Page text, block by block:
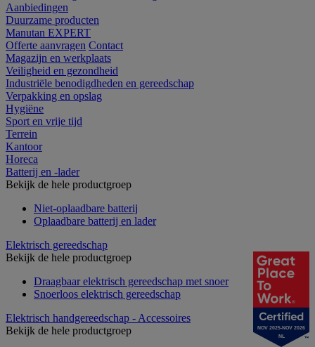
Aanbiedingen
Duurzame producten
Manutan EXPERT
Offerte aanvragen Contact
Magazijn en werkplaats
Veiligheid en gezondheid
Industriële benodigdheden en gereedschap
Verpakking en opslag
Hygiëne
Sport en vrije tijd
Terrein
Kantoor
Horeca
Batterij en -lader
Bekijk de hele productgroep
Niet-oplaadbare batterij
Oplaadbare batterij en lader
Elektrisch gereedschap
Bekijk de hele productgroep
Draagbaar elektrisch gereedschap met snoer
Snoerloos elektrisch gereedschap
Elektrisch handgereedschap - Accessoires
Bekijk de hele productgroep
NOV 2025-NOV 2026
NL